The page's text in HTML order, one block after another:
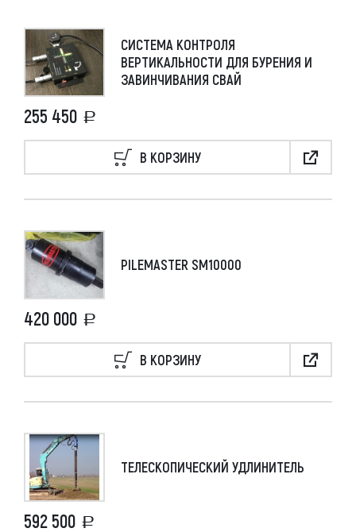
СИСТЕМА КОНТРОЛЯ
ВЕРТИКАЛЬНОСТИ ДЛЯ БУРЕНИЯ И
ЗАВИНЧИВАНИЯ СВАЙ
255 450
В КОРЗИНУ
PILEMASTER SM10000
420 000
В КОРЗИНУ
ТЕЛЕСКОПИЧЕСКИЙ УДЛИНИТЕЛЬ
592 500